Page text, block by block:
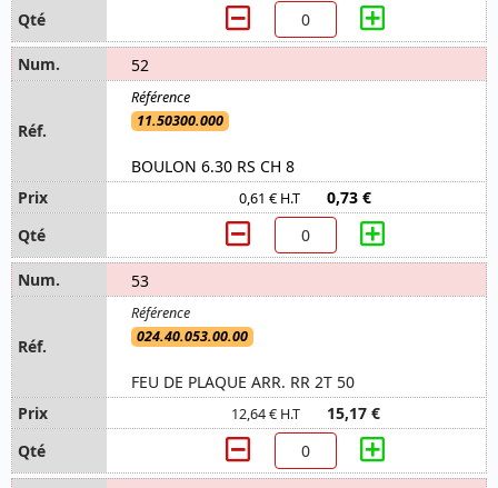
52
11.50300.000
BOULON 6.30 RS CH 8
0,61 € H.T 0,73 €
53
024.40.053.00.00
FEU DE PLAQUE ARR. RR 2T 50
12,64 € H.T 15,17 €